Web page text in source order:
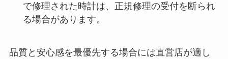
で修理された時計は、正規修理の受付を断られ
る場合があります。
品質と安心感を最優先する場合には直営店が適し